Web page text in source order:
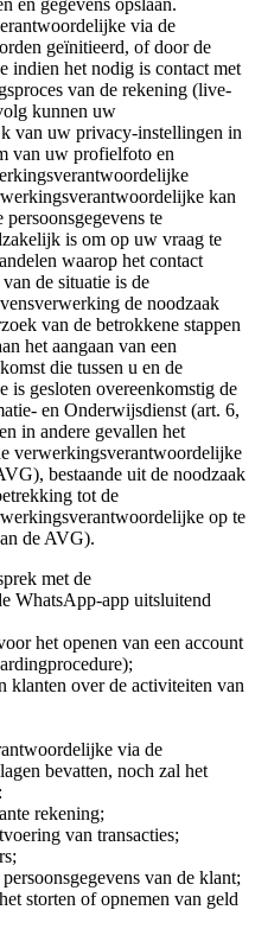
en gegevens opslaan.
via de
geïnitieerd, of door de
indien het nodig is contact met
van de rekening (live-
kunnen uw
van uw privacy-instellingen in
van uw profielfoto en
kan
te
is om op uw vraag te
waarop het contact
de situatie is de
de noodzaak
van de betrokkene stappen
het aangaan van een
die tussen u en de
gesloten overeenkomstig de
en Onderwijsdienst (art. 6,
in andere gevallen het
verwerkingsverantwoordelijke
bestaande uit de noodzaak
tot de
op te
de AVG).
met de
WhatsApp-app uitsluitend
het openen van een account
klanten over de activiteiten van
via de
bevatten, noch zal het
rekening;
van transacties;
van de klant;
storten of opnemen van geld